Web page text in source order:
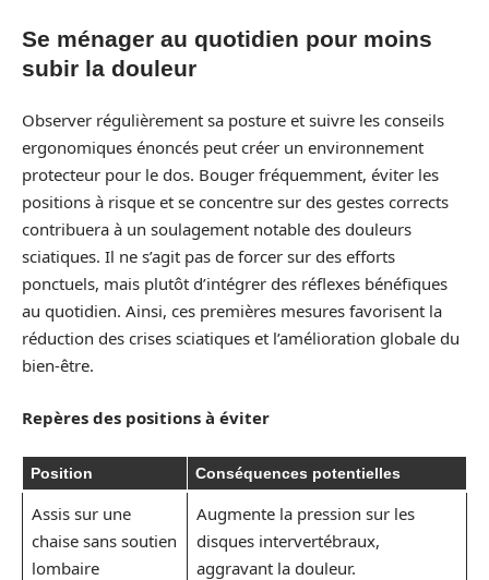
Se ménager au quotidien pour moins
subir la douleur
Observer régulièrement sa posture et suivre les conseils
ergonomiques énoncés peut créer un environnement
protecteur pour le dos. Bouger fréquemment, éviter les
positions à risque et se concentre sur des gestes corrects
contribuera à un soulagement notable des douleurs
sciatiques. Il ne s’agit pas de forcer sur des efforts
ponctuels, mais plutôt d’intégrer des réflexes bénéfiques
au quotidien. Ainsi, ces premières mesures favorisent la
réduction des crises sciatiques et l’amélioration globale du
bien-être.
Repères des positions à éviter
Position Conséquences potentielles
Assis sur une
chaise sans soutien
lombaire
Augmente la pression sur les
disques intervertébraux,
aggravant la douleur.